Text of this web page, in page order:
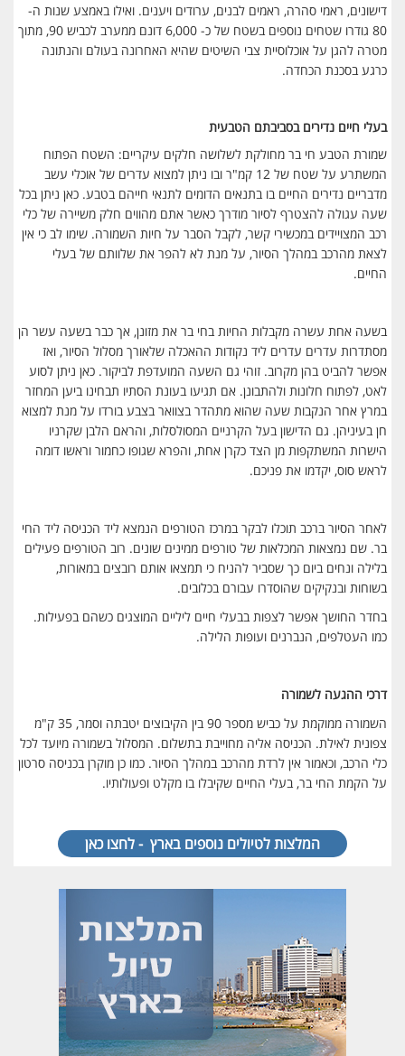
דישונים, ראמי סהרה, ראמים לבנים, ערודים ויענים. ואילו באמצע שנות ה-
80 גודרו שטחים נוספים בשטח של כ- 6,000 דונם ממערב לכביש 90, מתוך
מטרה להגן על אוכלוסיית צבי השיטים שהיא האחרונה בעולם והנתונה
כרגע בסכנת הכחדה.
בעלי חיים נדירים בסביבתם הטבעית
שמורת הטבע חי בר מחולקת לשלושה חלקים עיקריים: השטח הפתוח
המשתרע על שטח של 12 קמ"ר ובו ניתן למצוא עדרים של אוכלי עשב
מדבריים נדירים החיים בו בתנאים הדומים לתנאי חייהם בטבע. כאן ניתן בכל
שעה עגולה להצטרף לסיור מודרך כאשר אתם מהווים חלק משיירה של כלי
רכב המצויידים במכשירי קשר, לקבל הסבר על חיות השמורה. שימו לב כי אין
לצאת מהרכב במהלך הסיור, על מנת לא להפר את שלוותם של בעלי
החיים.
בשעה אחת עשרה מקבלות החיות בחי בר את מזונן, אך כבר בשעה עשר הן
מסתדרות עדרים עדרים ליד נקודות ההאכלה שלאורך מסלול הסיור, ואז
אפשר להביט בהן מקרוב. זוהי גם השעה המועדפת לביקור. כאן ניתן לסוע
לאט, לפתוח חלונות ולהתבונן. אם תגיעו בעונת הסתיו תבחינו ביען המחזר
במרץ אחר הנקבות שעה שהוא מתהדר בצוואר בצבע בורדו על מנת למצוא
חן בעיניהן. גם הדישון בעל הקרניים המסולסלות, והראם הלבן שקרניו
הישרות המשתקפות מן הצד כקרן אחת, והפרא שגופו כחמור וראשו דומה
לראש סוס, יקדמו את פניכם.
לאחר הסיור ברכב תוכלו לבקר במרכז הטורפים הנמצא ליד הכניסה ליד החי
בר. שם נמצאות המכלאות של טורפים ממינים שונים. רוב הטורפים פעילים
בלילה ונחים ביום כך שסביר להניח כי תמצאו אותם רובצים במאורות,
בשוחות ובנקיקים שהוסדרו עבורם בכלובים.
בחדר החושך אפשר לצפות בבעלי חיים ליליים המוצגים כשהם בפעילות.
כמו העטלפים, הנברנים ועופות הלילה.
דרכי ההגעה לשמורה
השמורה ממוקמת על כביש מספר 90 בין הקיבוצים יטבתה וסמר, 35 ק"מ
צפונית לאילת. הכניסה אליה מחוייבת בתשלום. המסלול בשמורה מיועד לכל
כלי הרכב, וכאמור אין לרדת מהרכב במהלך הסיור. כמו כן מוקרן בכניסה סרטון
על הקמת החי בר, בעלי החיים שקיבלו בו מקלט ופעולותיו.
המלצות לטיולים נוספים בארץ - לחצו כאן